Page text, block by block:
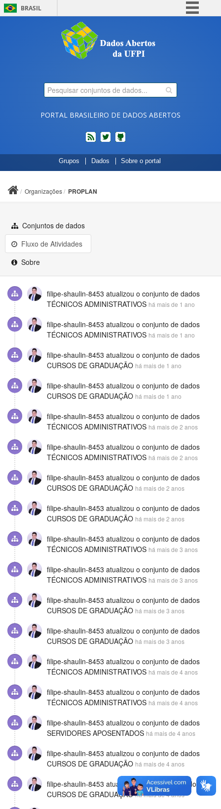
BRASIL
Comunica BR
Participe
Legislação
PORTAL BRASILEIRO DE DADOS ABERTOS
feed twitterCódigos
fonte
de
Grupos Dados Sobre o portal
Organizações PROPLAN
Conjuntos de dados
Fluxo de Atividades
Sobre
filipe-shaulin-8453 atualizou o conjunto de dados
TÉCNICOS ADMINISTRATIVOS há mais de 1 ano
filipe-shaulin-8453 atualizou o conjunto de dados
TÉCNICOS ADMINISTRATIVOS há mais de 1 ano
filipe-shaulin-8453 atualizou o conjunto de dados
CURSOS DE GRADUAÇÃO há mais de 1 ano
filipe-shaulin-8453 atualizou o conjunto de dados
CURSOS DE GRADUAÇÃO há mais de 1 ano
filipe-shaulin-8453 atualizou o conjunto de dados
TÉCNICOS ADMINISTRATIVOS há mais de 2 anos
filipe-shaulin-8453 atualizou o conjunto de dados
TÉCNICOS ADMINISTRATIVOS há mais de 2 anos
filipe-shaulin-8453 atualizou o conjunto de dados
CURSOS DE GRADUAÇÃO há mais de 2 anos
filipe-shaulin-8453 atualizou o conjunto de dados
CURSOS DE GRADUAÇÃO há mais de 2 anos
filipe-shaulin-8453 atualizou o conjunto de dados
TÉCNICOS ADMINISTRATIVOS há mais de 3 anos
filipe-shaulin-8453 atualizou o conjunto de dados
TÉCNICOS ADMINISTRATIVOS há mais de 3 anos
filipe-shaulin-8453 atualizou o conjunto de dados
CURSOS DE GRADUAÇÃO há mais de 3 anos
filipe-shaulin-8453 atualizou o conjunto de dados
CURSOS DE GRADUAÇÃO há mais de 3 anos
filipe-shaulin-8453 atualizou o conjunto de dados
TÉCNICOS ADMINISTRATIVOS há mais de 4 anos
filipe-shaulin-8453 atualizou o conjunto de dados
TÉCNICOS ADMINISTRATIVOS há mais de 4 anos
filipe-shaulin-8453 atualizou o conjunto de dados
SERVIDORES APOSENTADOS há mais de 4 anos
filipe-shaulin-8453 atualizou o conjunto de dados
CURSOS DE GRADUAÇÃO há mais de 4 anos
filipe-shaulin-8453 atualizou o conjunto de dados
CURSOS DE GRADUAÇÃO há mais de 4 anos